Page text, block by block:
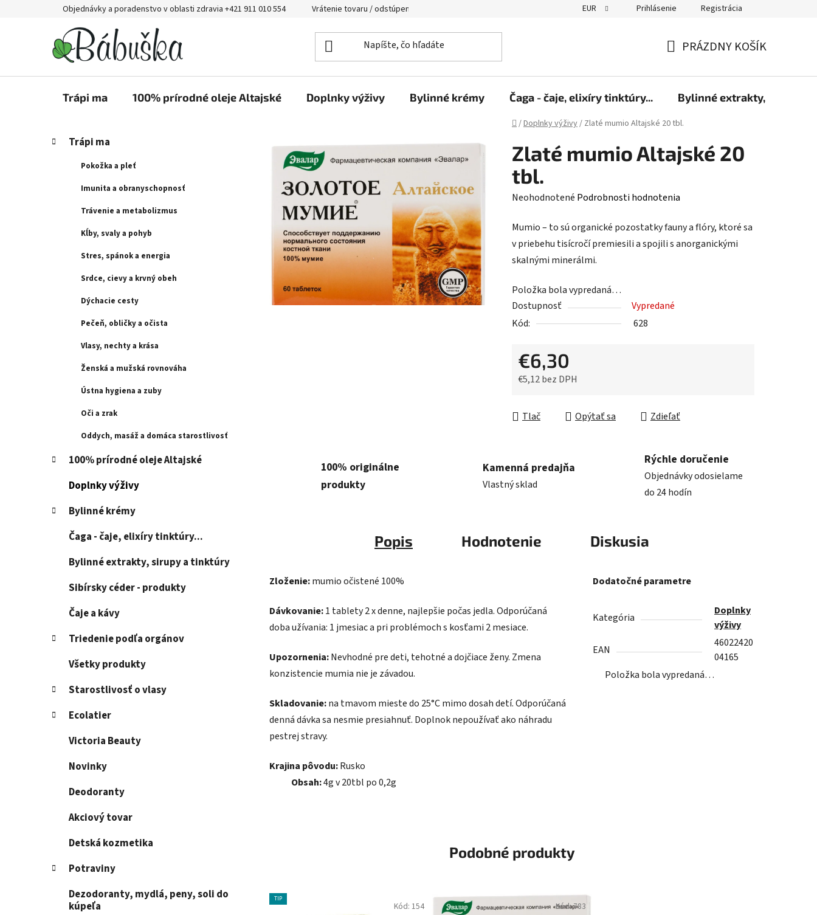
Objednávky a poradenstvo v oblasti zdravia +421 911 010 554 Vrátenie tovaru / odstúpenie od zmluvy EUR Prihlásenie Registrácia
KOŠÍK
PRÁZDNY KOŠÍK
Trápi ma 100% prírodné oleje Altajské Doplnky výživy Bylinné krémy Čaga - čaje, elixíry tinktúry... Bylinné extrakty, sirupy a
Domov
/Doplnky výživy/ Zlaté mumio Altajské 20 tbl.
B
Preskočiť
kategórie
K
a
Trápi ma
Pokožka a pleť
Imunita a obranyschopnosť
Trávenie a metabolizmus
Kĺby, svaly a pohyb
Stres, spánok a energia
Srdce, cievy a krvný obeh
Dýchacie cesty
Pečeň, obličky a očista
Vlasy, nechty a krása
Ženská a mužská rovnováha
Ústna hygiena a zuby
Oči a zrak
Oddych, masáž a domáca starostlivosť
100% prírodné oleje Altajské
Doplnky výživy
Bylinné krémy
Čaga - čaje, elixíry tinktúry...
Bylinné extrakty, sirupy a tinktúry
Sibírsky céder - produkty
Čaje a kávy
Triedenie podľa orgánov
Všetky produkty
Starostlivosť o vlasy
Ecolatier
Victoria Beauty
Novinky
Deodoranty
Akciový tovar
Detská kozmetika
Potraviny
Dezodoranty, mydlá, peny, soli do
kúpeľa
Zlaté mumio Altajské 20
tbl.
Priemerné
produktu
je
0,0
5
hviezdičiek.
Neohodnotené Podrobnosti hodnotenia
Mumio – to sú organické pozostatky fauny a flóry, ktoré sa
v priebehu tisícročí premiesili a spojili s anorganickými
skalnými minerálmi.
Položka bola vypredaná…
Dostupnosť
Vypredané
Kód:
628
€6,30
€5,12 bez DPH
Tlač
Opýtať sa Zdieľať
100% originálne
produkty
Kamenná predajňa
Vlastný sklad
Rýchle doručenie
Objednávky odosielame
do 24 hodín
Popis Hodnotenie Diskusia
Zloženie:mumio očistené 100%
Dávkovanie:1 tablety 2 x denne, najlepšie počas jedla. Odporúčaná
doba užívania: 1 jmesiac a pri problémoch s kosťami 2 mesiace.
Upozornenia:Nevhodné pre deti, tehotné a dojčiace ženy. Zmena
konzistencie mumia nie je závadou.
Skladovanie:na tmavom mieste do 25°C mimo dosah detí. Odporúčaná
denná dávka sa nesmie presiahnuť. Doplnok nepoužívať ako náhradu
pestrej stravy.
Krajina pôvodu:Rusko
Obsah:4g v 20tbl po 0,2g
Dodatočné parametre
Kategória
Doplnky
výživy
EAN
46022420
04165
Položka bola vypredaná…
Podobné produkty
TIP
Kód: 154 Kód:783